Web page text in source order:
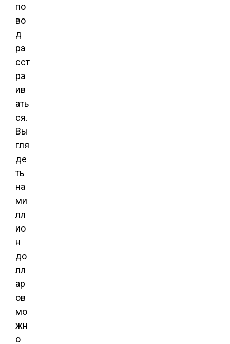
по
во
д
ра
сст
ра
ив
ать
ся.
Вы
гля
де
ть
на
ми
лл
ио
н
до
лл
ар
ов
мо
жн
о